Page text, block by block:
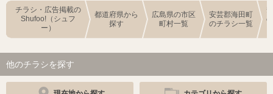
チラシ・広告掲載の
Shufoo!（シュフ
ー）
都道府県から
探す
広島県の市区
町村一覧
安芸郡海田町
のチラシ一覧
他のチラシを探す